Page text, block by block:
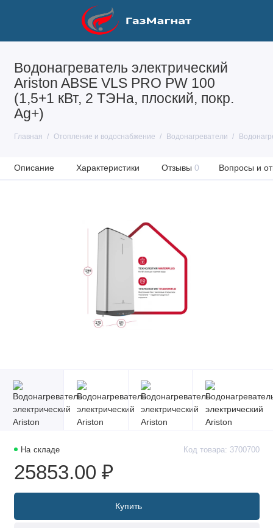
Водонагреватель электрический
Ariston ABSE VLS PRO PW 100
(1,5+1 кВт, 2 ТЭНа, плоский, покр.
Ag+)
Главная Отопление и водоснабжение Водонагреватели
Описание Характеристики Отзывы 0 Вопросы и
На складе Код товара: 3700700
25853.00 ₽
Купить